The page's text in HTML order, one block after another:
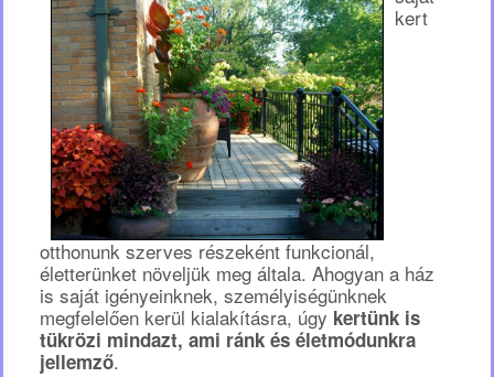
kert
otthonunk szerves részeként funkcionál,
életterünket növeljük meg általa. Ahogyan a ház
is saját igényeinknek, személyiségünknek
megfelelően kerül kialakításra, úgy kertünk is
tükrözi mindazt, ami ránk és életmódunkra
jellemző.